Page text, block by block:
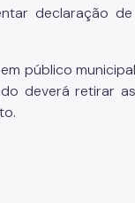
declaração
público
deverá retirar